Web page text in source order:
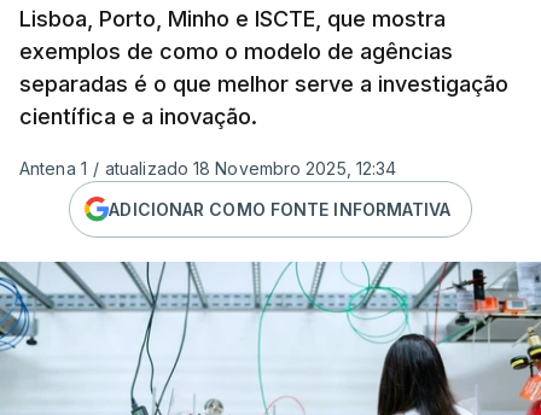
Lisboa, Porto, Minho e ISCTE, que mostra
exemplos de como o modelo de agências
separadas é o que melhor serve a investigação
científica e a inovação.
Antena 1 / atualizado 18 Novembro 2025, 12:34
ADICIONAR COMO FONTE INFORMATIVA